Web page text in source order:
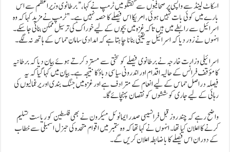
اسکاٹ لینڈ سے واپسی پر صحافیوں سے گفتگو میں ٹرمپ نے کہا، “برطانوی وزیراعظم سے اس
بارے میں کوئی بات نہیں ہوئی، امریکا اس فیصلے کا حصہ نہیں ہے۔” ٹرمپ نے مزید کہا کہ وہ
اسرائیل سے رابطے میں ہیں تاکہ غزہ میں بچوں کے لیے خوراک کی ترسیل ممکن بنائی جا سکے۔
انہوں نے زور دیا کہ اسرائیل یہ یقینی بنانا چاہتا ہے کہ امدادی سامان حماس کے ہاتھ نہ لگے۔
اسرائیلی وزارت خارجہ نے برطانوی فیصلے کو سختی سے مسترد کرتے ہوئے بیان دیا کہ برطانیہ
کا مؤقف فرانس کے حالیہ اقدام اور اندرونی سیاسی دباؤ کا نتیجہ ہے۔ بیان میں کہا گیا کہ یہ
فیصلہ دراصل حماس کے لیے انعام کے مترادف ہے اور غزہ میں جنگ بندی اور یرغمالیوں کی
رہائی کے لیے جاری کوششوں کو نقصان پہنچائے گا۔
واضح رہے کہ چند روز قبل فرانسیسی صدر ایمانوئل میکرون نے بھی فلسطین کو ریاست تسلیم
کرنے کا اعلان کیا تھا۔ انہوں نے کہا تھا کہ وہ ستمبر میں اقوام متحدہ کی جنرل اسمبلی سے خطاب
کے دوران اس فیصلے کا باضابطہ اعلان کریں گے۔